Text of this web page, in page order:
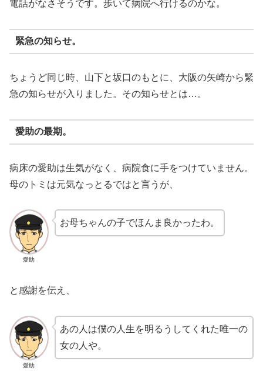
電話がなさそうです。歩いて病院へ行けるのかな。
緊急の知らせ。
ちょうど同じ時、山下と坂口のもとに、大阪の矢崎から緊
急の知らせが入りました。その知らせとは…。
愛助の最期。
病床の愛助は生気がなく、病院食に手をつけていません。
母のトミは元気なっとるではと言うが、
愛助
お母ちゃんの子でほんま良かったわ。
と感謝を伝え、
愛助
あの人は僕の人生を明るうしてくれた唯一の
女の人や。